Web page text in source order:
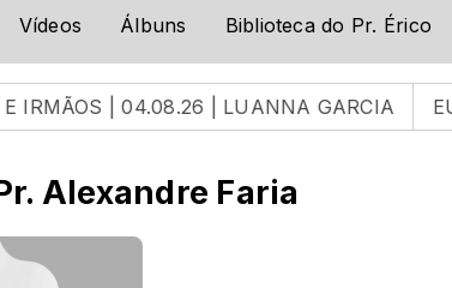
Vídeos Álbuns Biblioteca do Pr. Érico
| 04.08.26 | LUANNA GARCIA EUA
Alexandre Faria